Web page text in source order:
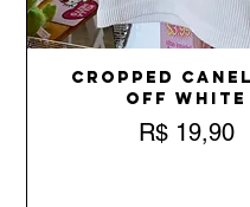
Cropped
Off White
Preço
R$ 19,90